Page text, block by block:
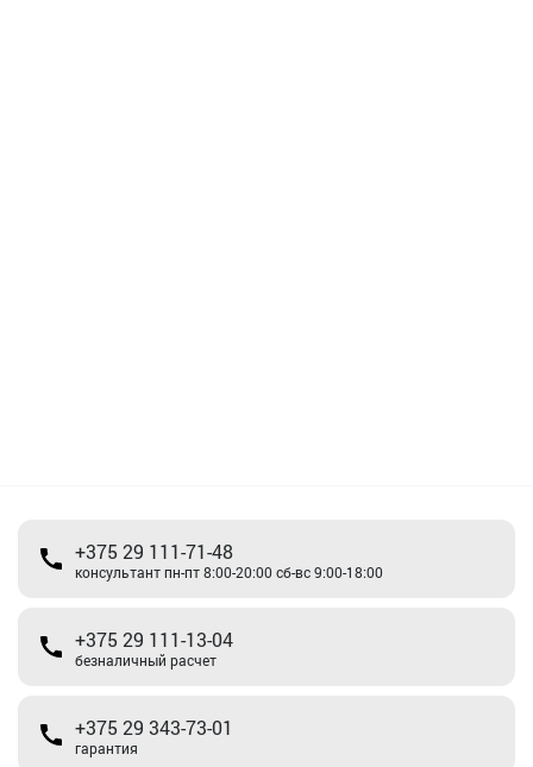
+375 29 111-71-48
консультант пн-пт 8:00-20:00 сб-вс 9:00-18:00
+375 29 111-13-04
безналичный расчет
+375 29 343-73-01
гарантия